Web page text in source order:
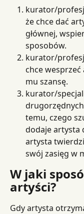
kurator/
że chce dać
głównej,
sposobów.
kurator/
chce wesprzeć
mu szansę.
kurator/
temu, czego
dodaje artysta
artysta
swój zasięg w
W jaki
artyści?
Gdy artysta